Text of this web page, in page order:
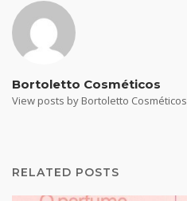
Bortoletto Cosméticos
View posts by Bortoletto Cosméticos
RELATED POSTS